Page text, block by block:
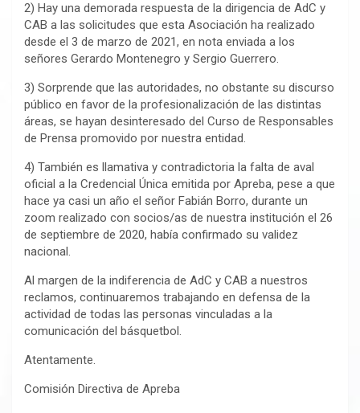
2) Hay una demorada respuesta de la dirigencia de AdC y
CAB a las solicitudes que esta Asociación ha realizado
desde el 3 de marzo de 2021, en nota enviada a los
señores Gerardo Montenegro y Sergio Guerrero.
3) Sorprende que las autoridades, no obstante su discurso
público en favor de la profesionalización de las distintas
áreas, se hayan desinteresado del Curso de Responsables
de Prensa promovido por nuestra entidad.
4) También es llamativa y contradictoria la falta de aval
oficial a la Credencial Única emitida por Apreba, pese a que
hace ya casi un año el señor Fabián Borro, durante un
zoom realizado con socios/as de nuestra institución el 26
de septiembre de 2020, había confirmado su validez
nacional.
Al margen de la indiferencia de AdC y CAB a nuestros
reclamos, continuaremos trabajando en defensa de la
actividad de todas las personas vinculadas a la
comunicación del básquetbol.
Atentamente.
Comisión Directiva de Apreba